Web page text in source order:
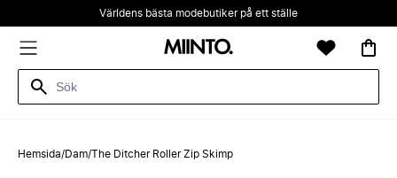
Världens bästa modebutiker på ett ställe
Hemsida/Dam/The Ditcher Roller Zip Skimp